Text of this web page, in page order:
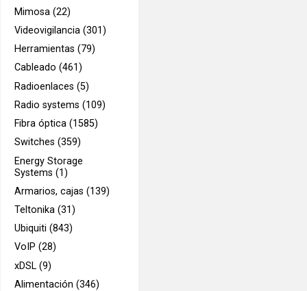
Mimosa (22)
Videovigilancia (301)
Herramientas (79)
Cableado (461)
Radioenlaces (5)
Radio systems (109)
Fibra óptica (1585)
Switches (359)
Energy Storage
Systems (1)
Armarios, cajas (139)
Teltonika (31)
Ubiquiti (843)
VoIP (28)
xDSL (9)
Alimentación (346)